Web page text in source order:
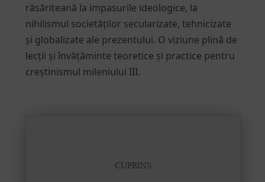
răsăriteană la impasurile ideologice, la
nihilismul societăților secularizate, tehnicizate
și globalizate ale prezentului. O viziune plină de
lecții și învățăminte teoretice și practice pentru
creștinismul mileniului III.